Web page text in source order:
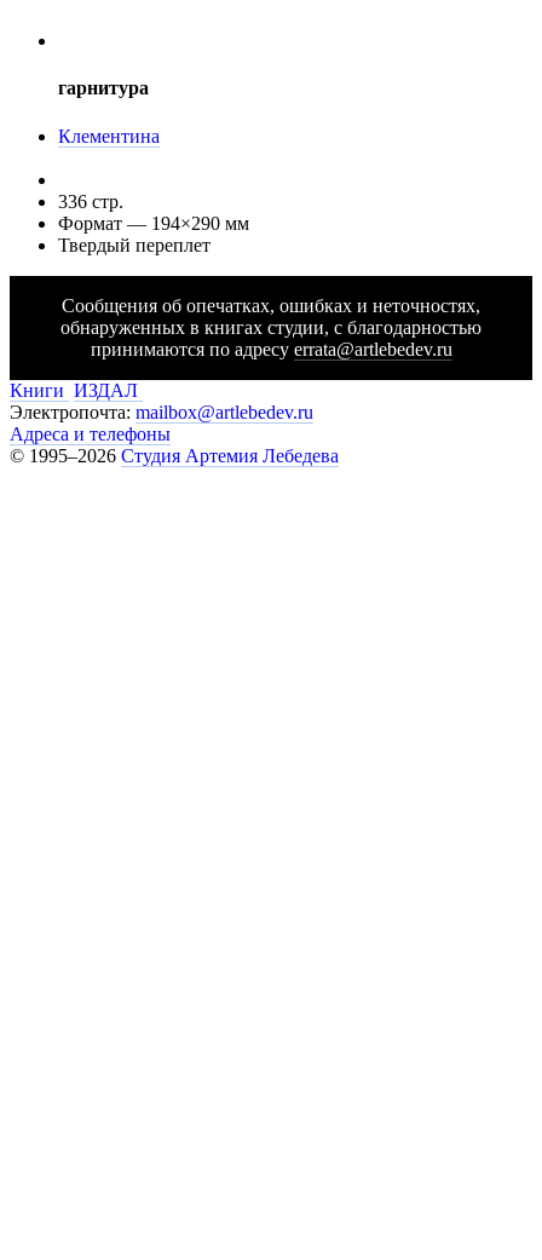
гарнитура
Клементина
336 стр.
Формат — 194×290 мм
Твердый переплет
Сообщения об опечатках, ошибках и неточностях,
обнаруженных в книгах студии, с благодарностью
принимаются по адресу errata@artlebedev.ru
Книги ИЗДАЛ
Электропочта: mailbox@artlebedev.ru
Адреса и телефоны
© 1995–2026 Студия Артемия Лебедева